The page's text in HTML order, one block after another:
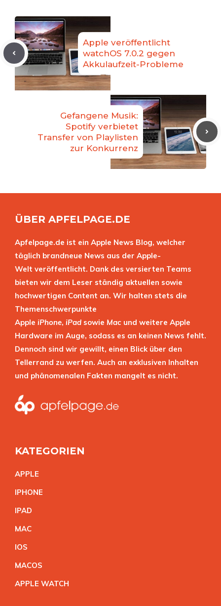
Apple veröffentlicht
watchOS 7.0.2 gegen
Akkulaufzeit-Probleme
Gefangene Musik:
Spotify verbietet
Transfer von Playlisten
zur Konkurrenz
ÜBER APFELPAGE.DE
Apfelpage.de ist ein Apple News Blog, welcher
täglich brandneue News aus der Apple-
Welt veröffentlicht. Dank des versierten Teams
bieten wir dem Leser ständig aktuellen sowie
hochwertigen Content an. Wir halten stets die
Themenschwerpunkte
Apple iPhone, iPad sowie Mac und weitere Apple
Hardware im Auge, sodass es an keinen News fehlt.
Dennoch sind wir gewillt, einen Blick über den
Tellerrand zu werfen. Auch an exklusiven Inhalten
und phänomenalen Fakten mangelt es nicht.
KATEGORIEN
APPLE
IPHONE
IPAD
MAC
IOS
MACOS
APPLE WATCH